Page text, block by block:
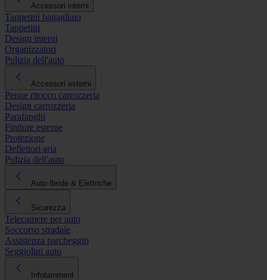
Accessori interni
Tappetini bagagliaio
Tappetini
Design interni
Organizzatori
Pulizia dell'auto
Accessori esterni
Penne ritocco carrozzeria
Design carrozzeria
Parafanghi
Finiture esterne
Protezione
Deflettori aria
Pulizia dell'auto
Auto Ibride & Elettriche
Sicurezza
Telecamere per auto
Soccorso stradale
Assistenza parcheggio
Seggiolini auto
Infotainment